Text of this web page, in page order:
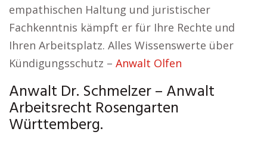
empathischen Haltung und juristischer
Fachkenntnis kämpft er für Ihre Rechte und
Ihren Arbeitsplatz. Alles Wissenswerte über
Kündigungsschutz – Anwalt Olfen
Anwalt Dr. Schmelzer – Anwalt
Arbeitsrecht Rosengarten
Württemberg.